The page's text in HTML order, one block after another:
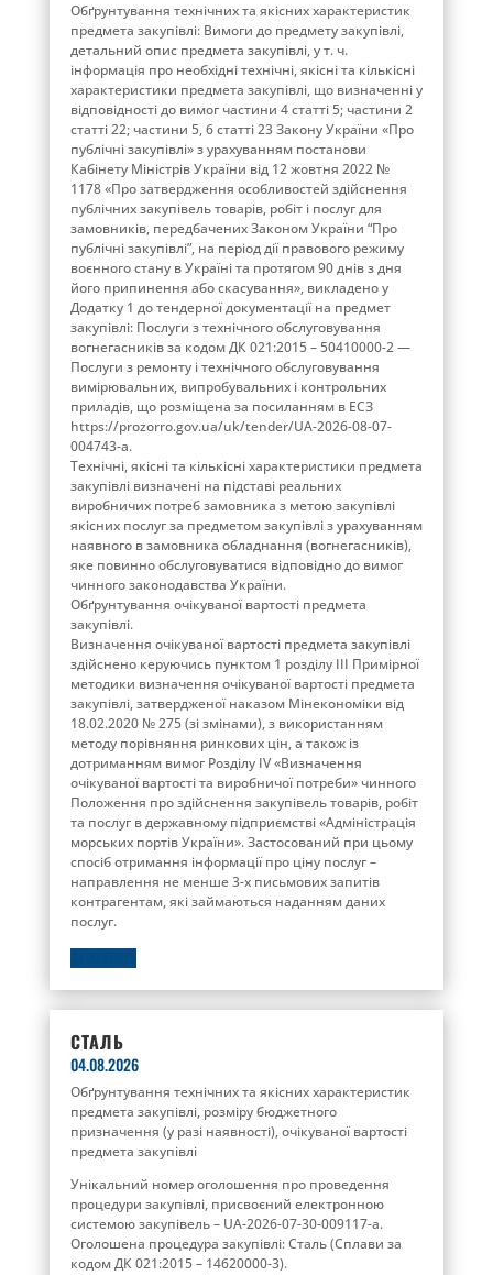
Обґрунтування технічних та якісних характеристик
предмета закупівлі: Вимоги до предмету закупівлі,
детальний опис предмета закупівлі, у т. ч.
інформація про необхідні технічні, якісні та кількісні
характеристики предмета закупівлі, що визначенні у
відповідності до вимог частини 4 статті 5; частини 2
статті 22; частини 5, 6 статті 23 Закону України «Про
публічні закупівлі» з урахуванням постанови
Кабінету Міністрів України від 12 жовтня 2022 №
1178 «Про затвердження особливостей здійснення
публічних закупівель товарів, робіт і послуг для
замовників, передбачених Законом України “Про
публічні закупівлі”, на період дії правового режиму
воєнного стану в Україні та протягом 90 днів з дня
його припинення або скасування», викладено у
Додатку 1 до тендерної документації на предмет
закупівлі: Послуги з технічного обслуговування
вогнегасників за кодом ДК 021:2015 – 50410000-2 —
Послуги з ремонту і технічного обслуговування
вимірювальних, випробувальних і контрольних
приладів, що розміщена за посиланням в ЕСЗ
https://prozorro.gov.ua/uk/tender/UA-2026-08-07-
004743-a.
Технічні, якісні та кількісні характеристики предмета
закупівлі визначені на підставі реальних
виробничих потреб замовника з метою закупівлі
якісних послуг за предметом закупівлі з урахуванням
наявного в замовника обладнання (вогнегасників),
яке повинно обслуговуватися відповідно до вимог
чинного законодавства України.
Обґрунтування очікуваної вартості предмета
закупівлі.
Визначення очікуваної вартості предмета закупівлі
здійснено керуючись пунктом 1 розділу ІІІ Примірної
методики визначення очікуваної вартості предмета
закупівлі, затвердженої наказом Мінекономіки від
18.02.2020 № 275 (зі змінами), з використанням
методу порівняння ринкових цін, а також із
дотриманням вимог Розділу ІV «Визначення
очікуваної вартості та виробничої потреби» чинного
Положення про здійснення закупівель товарів, робіт
та послуг в державному підприємстві «Адміністрація
морських портів України». Застосований при цьому
спосіб отримання інформації про ціну послуг –
направлення не менше 3-х письмових запитів
контрагентам, які займаються наданням даних
послуг.
СТАЛЬ
04.08.2026
Обґрунтування технічних та якісних характеристик
предмета закупівлі, розміру бюджетного
призначення (у разі наявності), очікуваної вартості
предмета закупівлі
Унікальний номер оголошення про проведення
процедури закупівлі, присвоєний електронною
системою закупівель – UA-2026-07-30-009117-a.
Оголошена процедура закупівлі: Сталь (Сплави за
кодом ДК 021:2015 – 14620000-3).